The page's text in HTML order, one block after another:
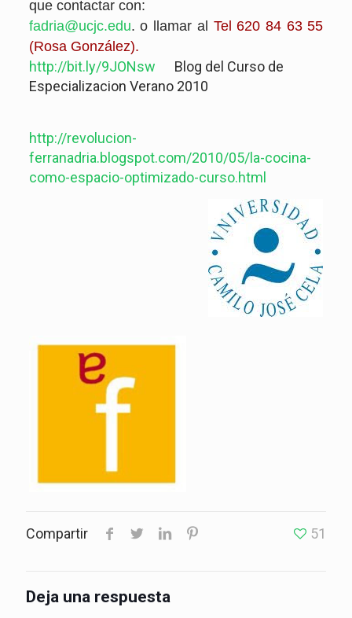
que contactar con:
fadria@ucjc.edu. o llamar al Tel 620 84 63 55
(Rosa González).
http://bit.ly/9JONsw Blog del Curso de
Especializacion Verano 2010
http://revolucion-
ferranadria.blogspot.com/2010/05/la-cocina-
como-espacio-optimizado-curso.html
Compartir 51
Deja una respuesta